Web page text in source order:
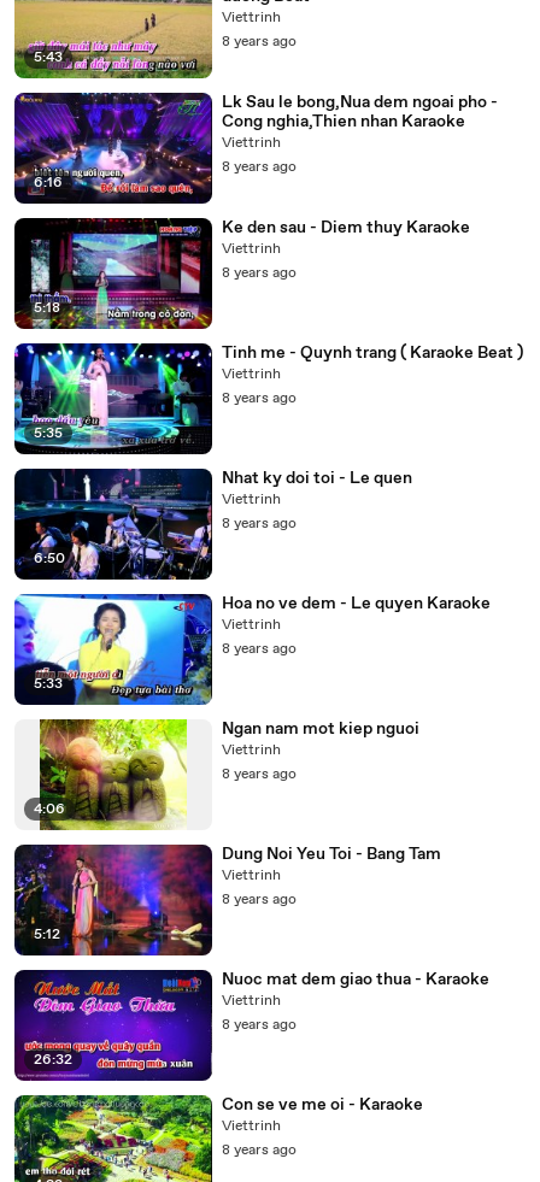
5:43
Viettrinh
8 years ago
6:16
Lk Sau le bong,Nua dem ngoai pho -
Cong nghia,Thien nhan Karaoke
Viettrinh
8 years ago
5:18
Ke den sau - Diem thuy Karaoke
Viettrinh
8 years ago
5:35
Tinh me - Quynh trang ( Karaoke Beat )
Viettrinh
8 years ago
6:50
Nhat ky doi toi - Le quen
Viettrinh
8 years ago
5:33
Hoa no ve dem - Le quyen Karaoke
Viettrinh
8 years ago
4:06
Ngan nam mot kiep nguoi
Viettrinh
8 years ago
5:12
Dung Noi Yeu Toi - Bang Tam
Viettrinh
8 years ago
26:32
Nuoc mat dem giao thua - Karaoke
Viettrinh
8 years ago
Con se ve me oi - Karaoke
Viettrinh
8 years ago